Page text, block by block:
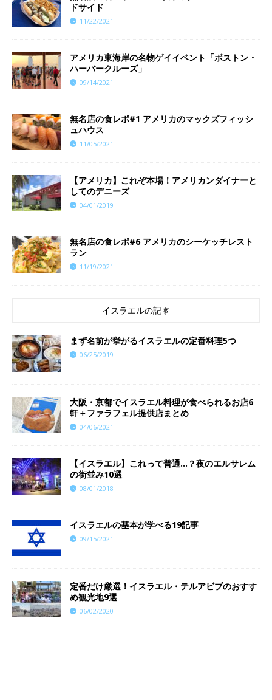
ドサイド
11/22/2021
アメリカ東海岸の名物ゲイイベント「ボストン・
ハーバークルーズ」
09/14/2021
無名店の食レポ#1 アメリカのマックズフィッシ
ュハウス
11/05/2021
【アメリカ】これぞ本場！アメリカンダイナーと
してのデニーズ
04/01/2019
​​無名店の食レポ#6 アメリカのシーケッチレスト
ラン
11/19/2021
イスラエルの記事
まず名前が挙がるイスラエルの定番料理5つ
06/25/2019
大阪・京都でイスラエル料理が食べられるお店6
軒＋ファラフェル提供店まとめ
04/06/2021
【イスラエル】これって普通…？夜のエルサレム
の街並み10選
08/01/2018
イスラエルの基本が学べる19記事
09/15/2021
定番だけ厳選！イスラエル・テルアビブのおすす
め観光地9選
06/02/2020